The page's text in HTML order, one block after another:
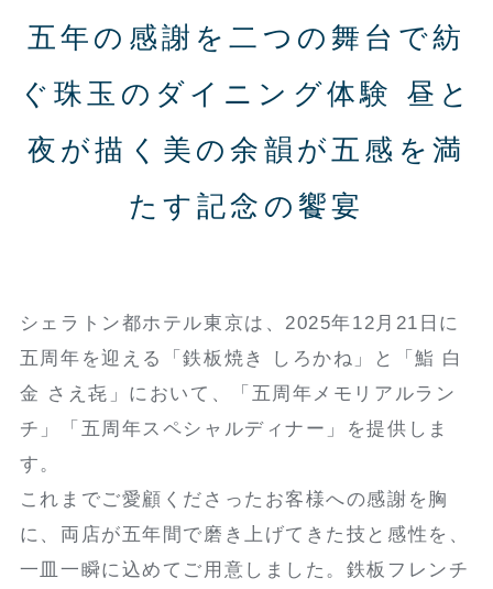
五年の感謝を二つの舞台で紡
ぐ珠玉のダイニング体験 昼と
夜が描く美の余韻が五感を満
たす記念の饗宴
シェラトン都ホテル東京は、2025年12月21日に
五周年を迎える「鉄板焼き しろかね」と「鮨 白
金 さえ㐂」において、「五周年メモリアルラン
チ」「五周年スペシャルディナー」を提供しま
す。
これまでご愛顧くださったお客様への感謝を胸
に、両店が五年間で磨き上げてきた技と感性を、
一皿一瞬に込めてご用意しました。鉄板フレンチ